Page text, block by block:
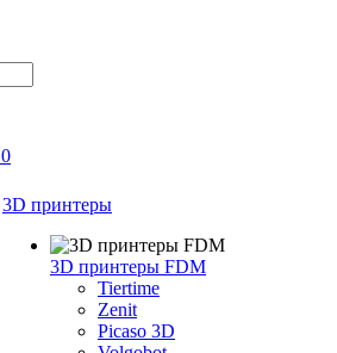
0
3D принтеры
3D принтеры FDM
Tiertime
Zenit
Picaso 3D